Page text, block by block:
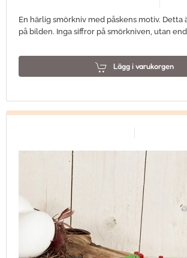
En härlig smörkniv med påskens motiv. Detta
på bilden. Inga siffror på smörkniven, utan
Lägg i varukorgen